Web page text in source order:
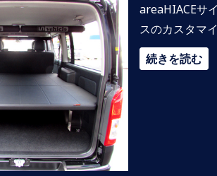
areaHIACEサ
スのカスタマ
続きを読む